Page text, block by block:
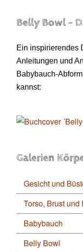
Belly Bowl –
Ein inspirierendes
Anleitungen und
Babybauch-
kannst:
Galerien
Gesicht und
Torso, Brust und
Babybauch
Belly Bowl